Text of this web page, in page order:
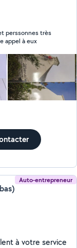
perssonnes très
appel à eux
Auto-entrepreneur
à votre service